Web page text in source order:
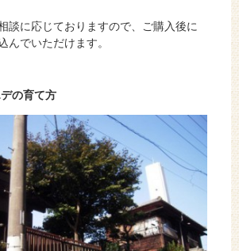
談に応じておりますので、ご購入後に
んでいただけます。
の育て方